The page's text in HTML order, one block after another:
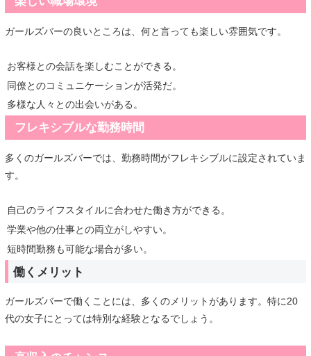
ガールズバーの良いところは、何と言っても楽しい雰囲気です。
お客様との会話を楽しむことができる。
同僚とのコミュニケーションが活発だ。
多様な人々との出会いがある。
フレキシブルな勤務時間
多くのガールズバーでは、勤務時間がフレキシブルに設定されていま
す。
自己のライフスタイルに合わせた働き方ができる。
学業や他の仕事との両立がしやすい。
短時間勤務も可能な場合が多い。
働くメリット
ガールズバーで働くことには、多くのメリットがあります。特に20
代の女子にとっては特別な経験となるでしょう。